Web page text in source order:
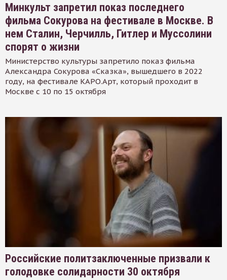
Минкульт запретил показ последнего
фильма Сокурова на фестивале в Москве. В
нем Сталин, Черчилль, Гитлер и Муссолини
спорят о жизни
Министерство культуры запретило показ фильма
Александра Сокурова «Сказка», вышедшего в 2022
году, на фестивале КАРО.Арт, который проходит в
Москве с 10 по 15 октября
Российские политзаключенные призвали к
голодовке солидарности 30 октября